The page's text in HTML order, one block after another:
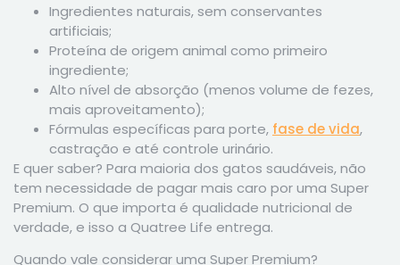
Ingredientes naturais, sem conservantes
artificiais;
Proteína de origem animal como primeiro
ingrediente;
Alto nível de absorção (menos volume de fezes,
mais aproveitamento);
Fórmulas específicas para porte, fase de vida,
castração e até controle urinário.
E quer saber? Para maioria dos gatos saudáveis, não
tem necessidade de pagar mais caro por uma Super
Premium. O que importa é qualidade nutricional de
verdade, e isso a Quatree Life entrega.
Quando vale considerar uma Super Premium?